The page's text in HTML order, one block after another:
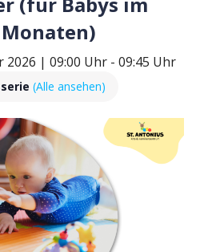
2026 | 09:00 Uhr - 09:45 Uhr
(Alle ansehen)